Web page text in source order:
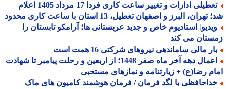
تعطیلی ادارات و تغییر ساعت کاری فردا 17 مرداد 1405 اعلام
البرز و اصفهان تعطیل، 13 استان با ساعت کاری محدود
استادیوم خاص و جدید عربستانی ها؛ آرامکو تابستان را
می کند
مالی ساماندهی نیروهای شرکتی 16 همت است
اعمال دهه آخر ماه صفر 1448؛ از اربعین و رحلت پیامبر تا شهادت
رضا(ع) + زیارتنامه و نمازهای مستحبی
با لگد فرمان / فرمان هوشمند کامیون های ماک